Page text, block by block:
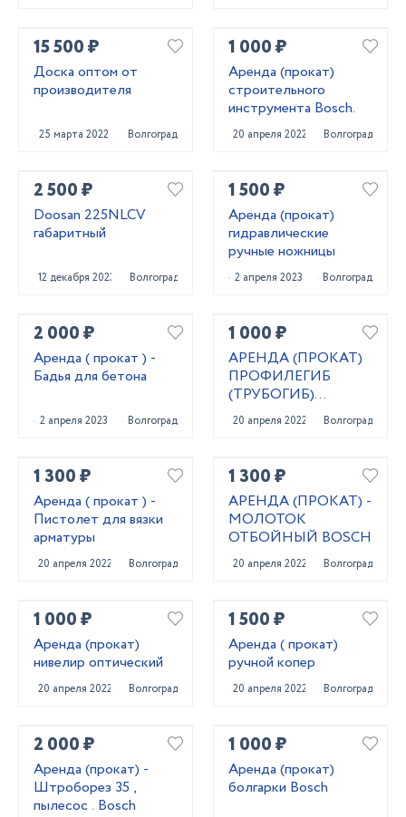
15 500 ₽
Доска оптом от
производителя
25 марта 2022 Волгоград
1 000 ₽
Аренда (прокат)
строительного
инструмента Bosch.
20 апреля 2022 Волгоград
2 500 ₽
Doosan 225NLCV
габаритный
12 декабря 2023 Волгоград
1 500 ₽
Аренда (прокат)
гидравлические
ручные ножницы
2 апреля 2023 Волгоград
2 000 ₽
Аренда ( прокат ) -
Бадья для бетона
2 апреля 2023 Волгоград
1 000 ₽
АРЕНДА (ПРОКАТ)
ПРОФИЛЕГИБ
(ТРУБОГИБ)
РУЧНОЙ
20 апреля 2022 Волгоград
1 300 ₽
Аренда ( прокат ) -
Пистолет для вязки
арматуры
20 апреля 2022 Волгоград
1 300 ₽
АРЕНДА (ПРОКАТ) -
МОЛОТОК
ОТБОЙНЫЙ BOSCH
20 апреля 2022 Волгоград
1 000 ₽
Аренда (прокат)
нивелир оптический
20 апреля 2022 Волгоград
1 500 ₽
Аренда ( прокат)
ручной копер
20 апреля 2022 Волгоград
2 000 ₽
Аренда (прокат) -
Штроборез 35 ,
пылесос . Bosch
1 000 ₽
Аренда (прокат)
болгарки Bosch